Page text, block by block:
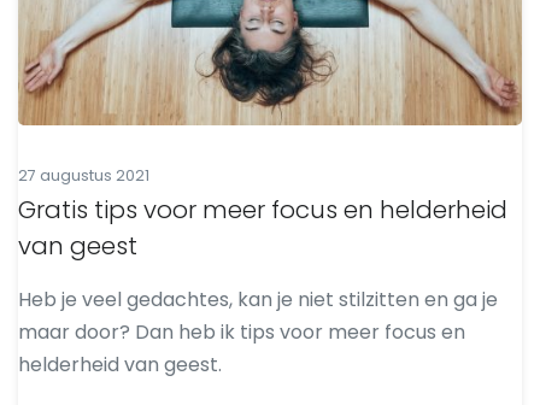
27 augustus 2021
Gratis tips voor meer focus en helderheid
van geest
Heb je veel gedachtes, kan je niet stilzitten en ga je
maar door? Dan heb ik tips voor meer focus en
helderheid van geest.